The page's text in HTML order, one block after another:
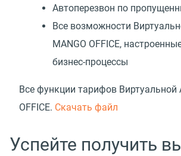
Автоперезвон по
Все возможности
MANGO OFFICE,
бизнес-процессы
Все функции тарифов Виртуальной
OFFICE. Скачать файл
Успейте получить